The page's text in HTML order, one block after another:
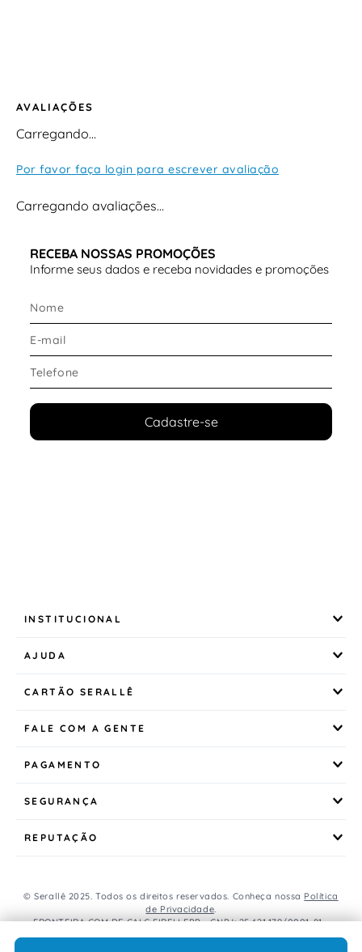
AVALIAÇÕES
Carregando…
Por favor faça login para escrever avaliação
Carregando avaliações…
RECEBA NOSSAS PROMOÇÕES
Informe seus dados e receba novidades e promoções
Cadastre-se
INSTITUCIONAL
AJUDA
CARTÃO SERALLÊ
FALE COM A GENTE
PAGAMENTO
SEGURANÇA
REPUTAÇÃO
© Serallê 2025. Todos os direitos reservados. Conheça nossa Política
de Privacidade.
FRONTEIRA COM DE CALC EIRELI EPP - CNPJ: 25.421.179/0001-81 -
Avenida Brasil, 456, Centro, CEP: 85.851-000, Foz do Iguaçu, PR, Brasil.